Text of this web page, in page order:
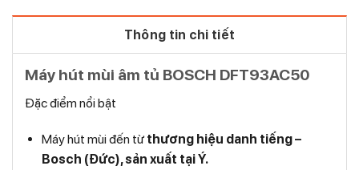
Thông tin chi tiết
Máy hút mùi âm tủ BOSCH DFT93AC50
Đặc điểm nổi bật
Máy hút mùi đến từthương hiệu danh tiếng –
Bosch (Đức), sản xuất tại Ý.